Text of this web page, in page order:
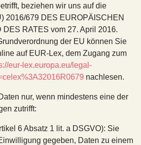
beziehen wir uns auf die
2016/679 DES EUROPÄISCHEN
DES RATES vom 27. April 2016.
der EU können Sie
auf EUR-Lex, dem Zugang zum
eur-lex.europa.eu/legal-
nachlesen.
nur, wenn mindestens eine der
zutrifft:
6 Absatz 1 lit. a DSGVO): Sie
gegeben, Daten zu einem